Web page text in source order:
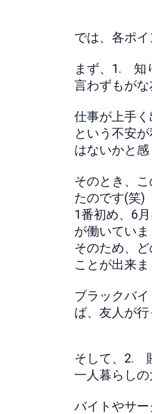
では、各ポイ
まず、1. 知
言わずもがな
仕事が上手
という不安
はないかと感
そのとき、
たのです(笑)
1番初め、6
が働いていま
そのため、
ことが出来ま
ブラックバ
ば、友人が
そして、2.
一人暮らし
バイトやサ